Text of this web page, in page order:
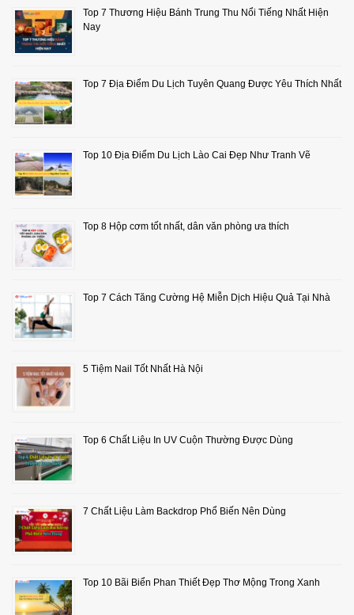
Top 7 Thương Hiệu Bánh Trung Thu Nổi Tiếng Nhất Hiện
Nay
Top 7 Địa Điểm Du Lịch Tuyên Quang Được Yêu Thích Nhất
Top 10 Địa Điểm Du Lịch Lào Cai Đẹp Như Tranh Vẽ
Top 8 Hộp cơm tốt nhất, dân văn phòng ưa thích
Top 7 Cách Tăng Cường Hệ Miễn Dịch Hiệu Quả Tại Nhà
5 Tiệm Nail Tốt Nhất Hà Nội
Top 6 Chất Liệu In UV Cuộn Thường Được Dùng
7 Chất Liệu Làm Backdrop Phổ Biến Nên Dùng
Top 10 Bãi Biển Phan Thiết Đẹp Thơ Mộng Trong Xanh